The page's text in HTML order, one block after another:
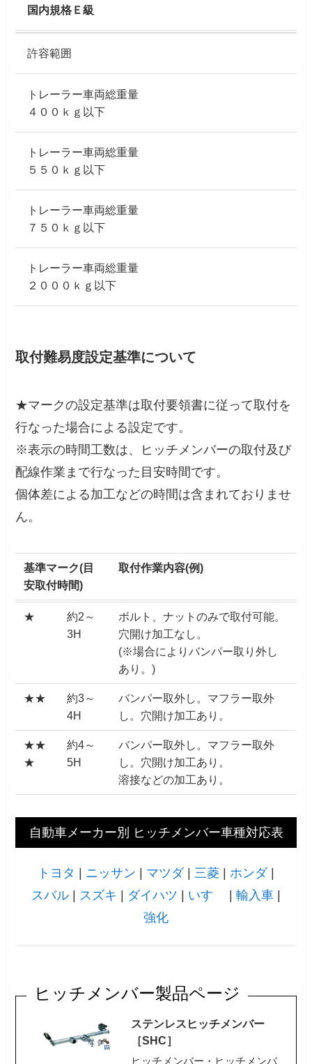
国内規格Ｅ級
許容範囲
トレーラー車両総重量
４００ｋｇ以下
トレーラー車両総重量
５５０ｋｇ以下
トレーラー車両総重量
７５０ｋｇ以下
トレーラー車両総重量
２０００ｋｇ以下
取付難易度設定基準について
★マークの設定基準は取付要領書に従って取付を
行なった場合による設定です。
※表示の時間工数は、ヒッチメンバーの取付及び
配線作業まで行なった目安時間です。
個体差による加工などの時間は含まれておりませ
ん。
基準マーク(目
安取付時間)
取付作業内容(例)
★
約2～
3H
ボルト、ナットのみで取付可能。
穴開け加工なし。
(※場合によりバンパー取り外し
あり。)
★★
約3～
4H
バンパー取外し。マフラー取外
し。穴開け加工あり。
★★
★
約4～
5H
バンパー取外し。マフラー取外
し。穴開け加工あり。
溶接などの加工あり。
自動車メーカー別 ヒッチメンバー車種対応表
トヨタ ニッサン マツダ 三菱 ホンダ
スバル
スズキ ダイハツ いすゞ 輸入車
強化
ヒッチメンバー製品ページ
ステンレスヒッチメンバー
［SHC］
ヒッチメンバー・ヒッチメンバ